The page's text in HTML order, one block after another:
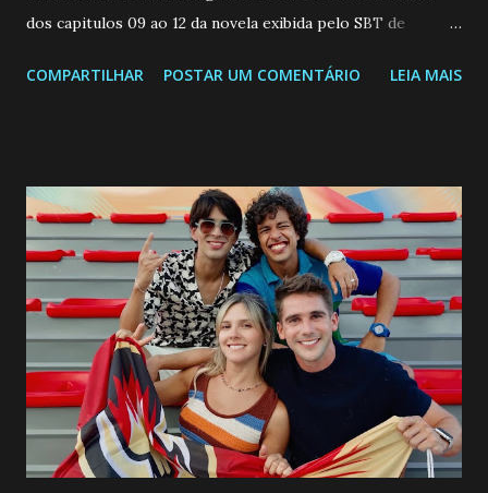
dos capitulos 09 ao 12 da novela exibida pelo SBT de
a Programação Semanal do SBT de 08/06/26 a 14/06/26
confessa a Gabriel que ele demonstrou ser o tipo de
pessoa que ela tanto desejou durante toda a vida. Camila
entra no quarto de Gabriel e imagina como seria o
encontro deles, quando conseguir seduzi-lo. Manuel avisa a
Paula sobre a suposta infidelidade de Gabriel com Joana.
Rogerio consegue se livrar de todas as suspeitas pelo
desaparecimento de Francisco, apontando que ele poderia
ter sido vítima da fúria de Gabriel. Artur informa a Gabriel
que a clínica inseminou por engano outra paciente, que está
...
COMPARTILHAR POSTAR UM COMENTÁRIO LEIA MAIS